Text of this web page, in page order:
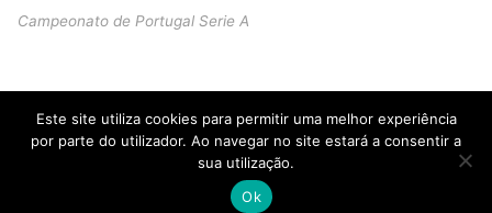
Campeonato de Portugal Serie A
Copyright © 2026 JOVENS PROMESSAS – Criado por
Customify
Este site utiliza cookies para permitir uma melhor experiência
por parte do utilizador. Ao navegar no site estará a consentir a
sua utilização.
Ok